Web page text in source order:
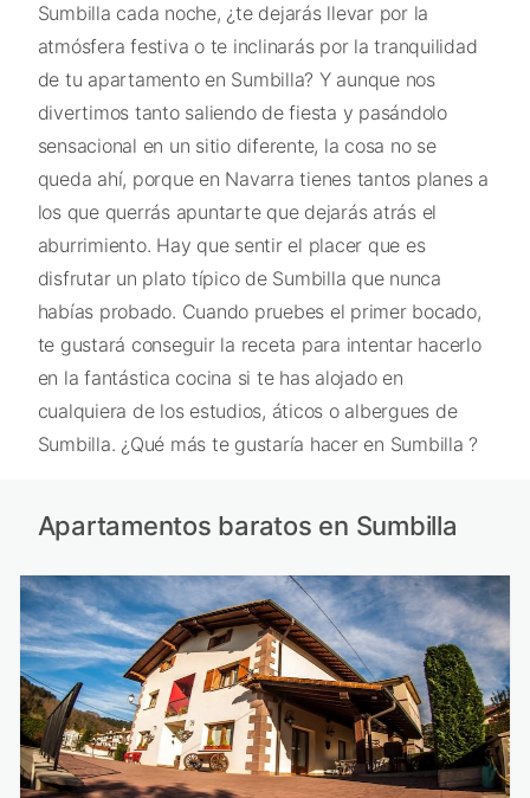
Sumbilla cada noche, ¿te dejarás llevar por la
atmósfera festiva o te inclinarás por la tranquilidad
de tu apartamento en Sumbilla? Y aunque nos
divertimos tanto saliendo de fiesta y pasándolo
sensacional en un sitio diferente, la cosa no se
queda ahí, porque en Navarra tienes tantos planes a
los que querrás apuntarte que dejarás atrás el
aburrimiento. Hay que sentir el placer que es
disfrutar un plato típico de Sumbilla que nunca
habías probado. Cuando pruebes el primer bocado,
te gustará conseguir la receta para intentar hacerlo
en la fantástica cocina si te has alojado en
cualquiera de los estudios, áticos o albergues de
Sumbilla. ¿Qué más te gustaría hacer en Sumbilla ?
Apartamentos baratos en Sumbilla